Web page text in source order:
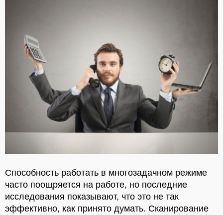
Способность работать в многозадачном режиме
часто поощряется на работе, но последние
исследования показывают, что это не так
эффективно, как принято думать. Сканирование